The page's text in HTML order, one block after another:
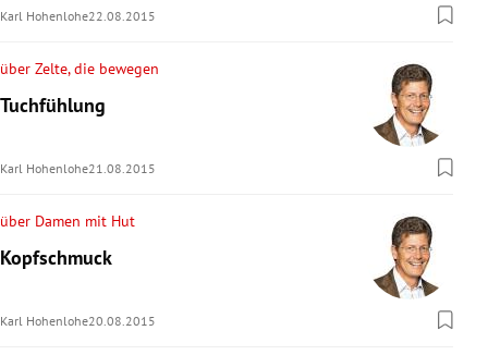
Karl Hohenlohe22.08.2015
über Zelte, die bewegen
Tuchfühlung
Karl Hohenlohe21.08.2015
über Damen mit Hut
Kopfschmuck
Karl Hohenlohe20.08.2015